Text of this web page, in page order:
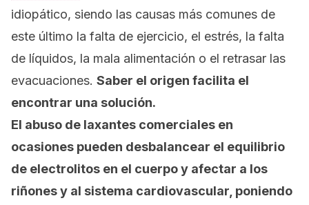
idiopático, siendo las causas más comunes de
este último la falta de ejercicio, el estrés, la falta
de líquidos, la mala alimentación o el retrasar las
evacuaciones. Saber el origen facilita el
encontrar una solución.
El abuso de laxantes comerciales en
ocasiones pueden desbalancear el equilibrio
de electrolitos en el cuerpo y afectar a los
riñones y al sistema cardiovascular, poniendo